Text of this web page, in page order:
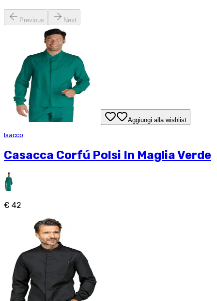
Previous Next
Aggiungi alla wishlist
Isacco
Casacca Corfú Polsi In Maglia Verde
€ 42